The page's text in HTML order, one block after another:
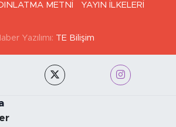
METNİ
YAYIN İLKELERİ
Yazılımı: TE Bilişim